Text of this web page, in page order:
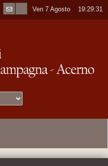
Ven 7 Agosto 19:29:32